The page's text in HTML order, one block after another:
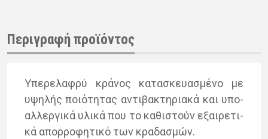
Περιγραφή προϊόντος
Υπε­ρε­λα­φρύ κρά­νος κα­τα­σκευα­σμέ­νο με
υψη­λής ποιό­τη­τας αντι­βα­κτη­ρια­κά και υπο­
αλ­λερ­γι­κά υλι­κά που το κα­θι­στούν εξαι­ρε­τι­
κά απορ­ρο­φη­τι­κό των κρα­δα­σμών.